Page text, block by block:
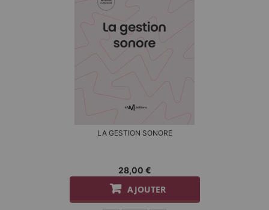
LA GESTION SONORE
28,00 €
AJOUTER